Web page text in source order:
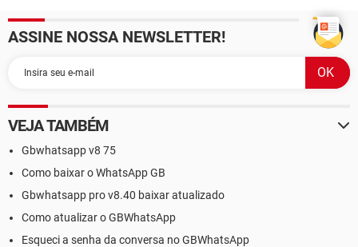
ASSINE NOSSA NEWSLETTER!
VEJA TAMBÉM
Gbwhatsapp v8 75
Como baixar o WhatsApp GB
Gbwhatsapp pro v8.40 baixar atualizado
Como atualizar o GBWhatsApp
Esqueci a senha da conversa no GBWhatsApp